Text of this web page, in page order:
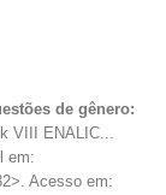
de gênero:
VIII ENALIC...
em:
Acesso em: